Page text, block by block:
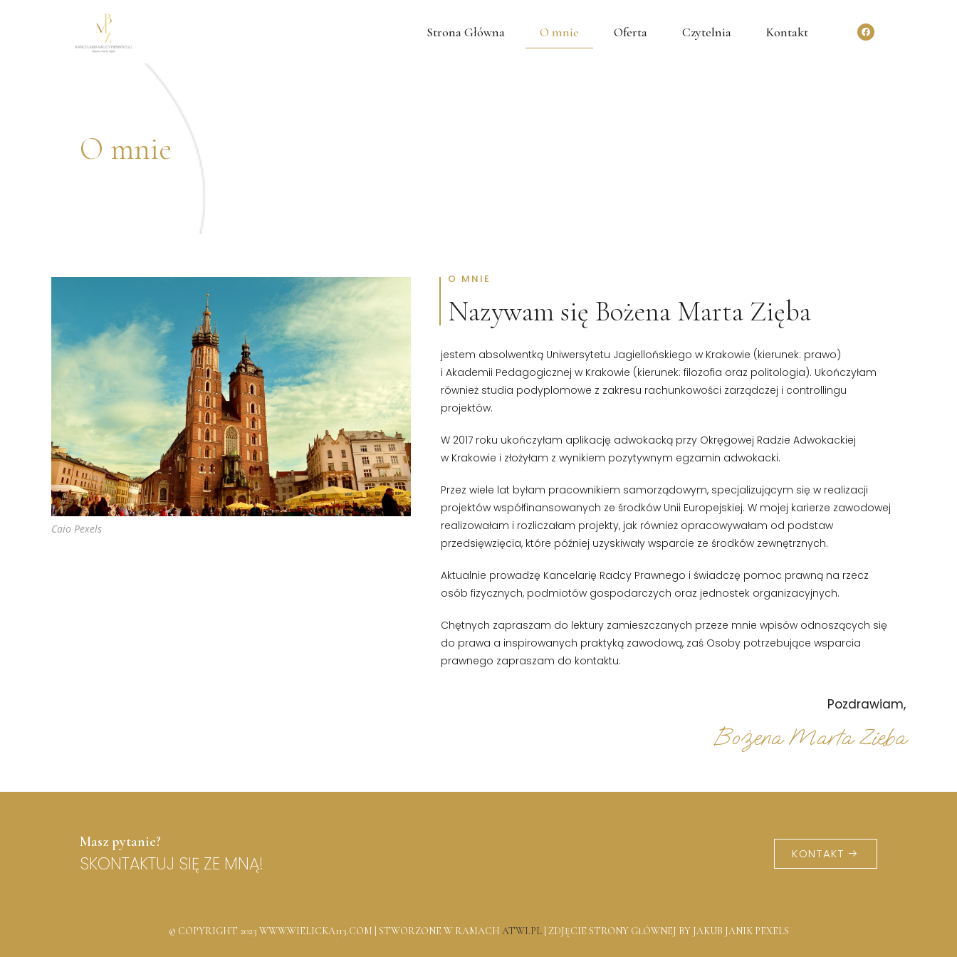
Strona Główna O mnie Oferta Czytelnia Kontakt
O mnie
Caio Pexels
O MNIE
Nazywam się Bożena Marta Zięba
jestem absolwentką Uniwersytetu Jagiellońskiego w Krakowie (kierunek: prawo)
i Akademii Pedagogicznej w Krakowie (kierunek: filozofia oraz politologia). Ukończyłam
również studia podyplomowe z zakresu rachunkowości zarządczej i controllingu
projektów.
W 2017 roku ukończyłam aplikację adwokacką przy Okręgowej Radzie Adwokackiej
w Krakowie i złożyłam z wynikiem pozytywnym egzamin adwokacki.
Przez wiele lat byłam pracownikiem samorządowym, specjalizującym się w realizacji
projektów współfinansowanych ze środków Unii Europejskiej. W mojej karierze zawodowej
realizowałam i rozliczałam projekty, jak również opracowywałam od podstaw
przedsięwzięcia, które później uzyskiwały wsparcie ze środków zewnętrznych.
Aktualnie prowadzę Kancelarię Radcy Prawnego i świadczę pomoc prawną na rzecz
osób fizycznych, podmiotów gospodarczych oraz jednostek organizacyjnych.
Chętnych zapraszam do lektury zamieszczanych przeze mnie wpisów odnoszących się
do prawa a inspirowanych praktyką zawodową, zaś Osoby potrzebujące wsparcia
prawnego zapraszam do kontaktu.
Pozdrawiam,
Bożena Marta Zięba
Masz pytanie?
SKONTAKTUJ SIĘ ZE MNĄ! KONTAKT
© COPYRIGHT 2023 WWW.WIELICKA113.COM | STWORZONE W RAMACH ATWI.PL| ZDJĘCIE STRONY GŁÓWNEJ BY JAKUB JANIK PEXELS